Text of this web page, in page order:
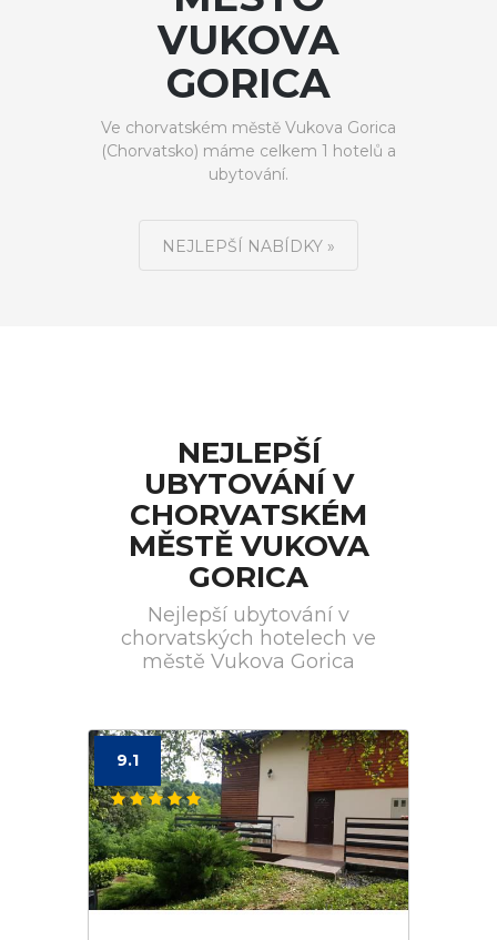
VUKOVA
GORICA
Ve chorvatském městě Vukova Gorica
(Chorvatsko) máme celkem 1 hotelů a
ubytování.
NEJLEPŠÍ NABÍDKY »
NEJLEPŠÍ
UBYTOVÁNÍ V
CHORVATSKÉM
MĚSTĚ VUKOVA
GORICA
Nejlepší ubytování v
chorvatských hotelech ve
městě Vukova Gorica
9.1